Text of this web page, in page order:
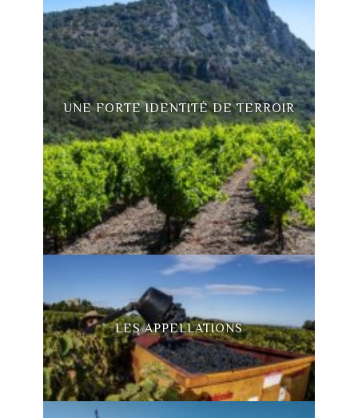
UNE FORTE IDENTITÉ DE TERROIR
LES APPELLATIONS